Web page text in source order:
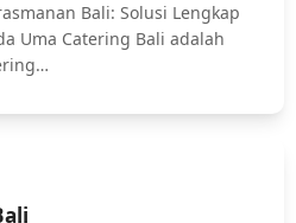
Bali: Solusi Lengkap
Uma Catering Bali adalah